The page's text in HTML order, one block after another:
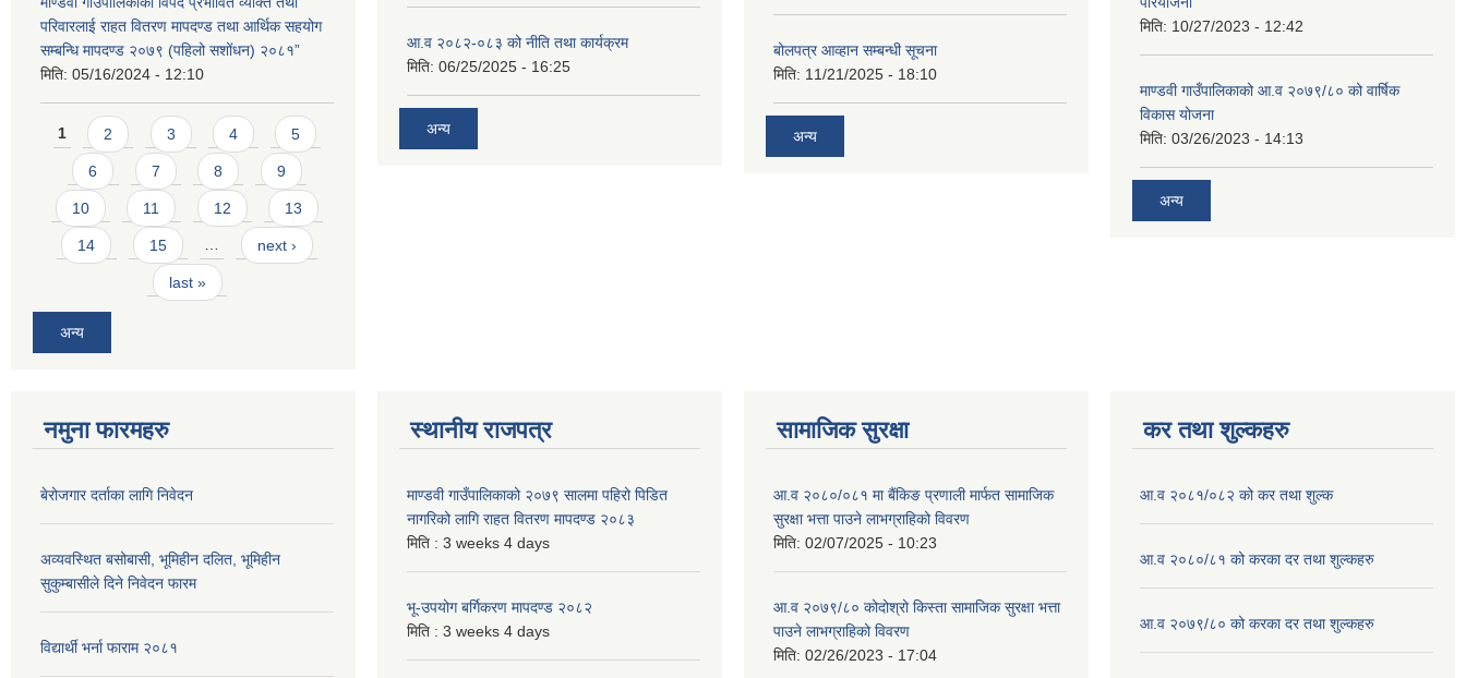
परिवारलाई राहत वितरण मापदण्ड तथा आर्थिक सहयोग
सम्बन्धि मापदण्ड २०७९ (पहिलो सशोंधन) २०८१”
मिति: 05/16/2024 - 12:10
Pages
1 2 3 4 5
6 7 8 9
10 11 12 13
14 15 … next ›
last »
अन्य
आ.व २०८२-०८३ को नीति तथा कार्यक्रम
मिति: 06/25/2025 - 16:25
अन्य
बोलपत्र आव्हान सम्बन्धी सूचना
मिति: 11/21/2025 - 18:10
अन्य
मिति: 10/27/2023 - 12:42
माण्डवी गाउँपालिकाको आ.व २०७९/८० को वार्षिक
विकास योजना
मिति: 03/26/2023 - 14:13
अन्य
नमुना फारमहरु
बेरोजगार दर्ताका लागि निवेदन
अव्यवस्थित बसोबासी, भूमिहीन दलित, भूमिहीन
सुकुम्बासीले दिने निवेदन फारम
विद्यार्थी भर्ना फाराम २०८१
स्थानीय राजपत्र
माण्डवी गाउँपालिकाको २०७९ सालमा पहिरो पिडित
नागरिको लागि राहत वितरण मापदण्ड २०८३
मिति : 3 weeks 4 days
भू-उपयोग बर्गिकरण मापदण्ड २०८२
मिति : 3 weeks 4 days
सामाजिक सुरक्षा
आ.व २०८०/०८१ मा बैंकिङ प्रणाली मार्फत सामाजिक
सुरक्षा भत्ता पाउने लाभग्राहिको विवरण
मिति: 02/07/2025 - 10:23
आ.व २०७९/८० कोदोश्रो किस्ता सामाजिक सुरक्षा भत्ता
पाउने लाभग्राहिको विवरण
मिति: 02/26/2023 - 17:04
कर तथा शुल्कहरु
आ.व २०८१/०८२ को कर तथा शुल्क
आ.व २०८०/८१ को करका दर तथा शुल्कहरु
आ.व २०७९/८० को करका दर तथा शुल्कहरु